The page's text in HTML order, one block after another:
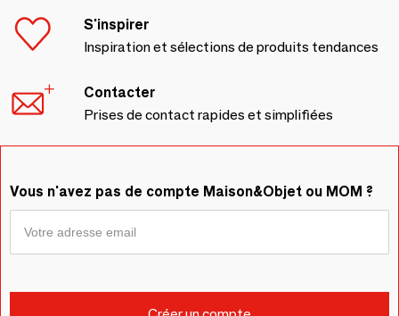
S'inspirer
Inspiration et sélections de produits tendances
Contacter
Prises de contact rapides et simplifiées
Vous n'avez pas de compte Maison&Objet ou MOM ?